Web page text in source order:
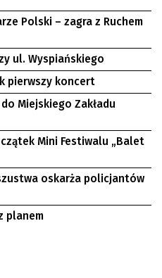
Polski – zagra z Ruchem
ul. Wyspiańskiego
pierwszy koncert
Miejskiego Zakładu
Mini Festiwalu „Balet
oskarża policjantów
planem